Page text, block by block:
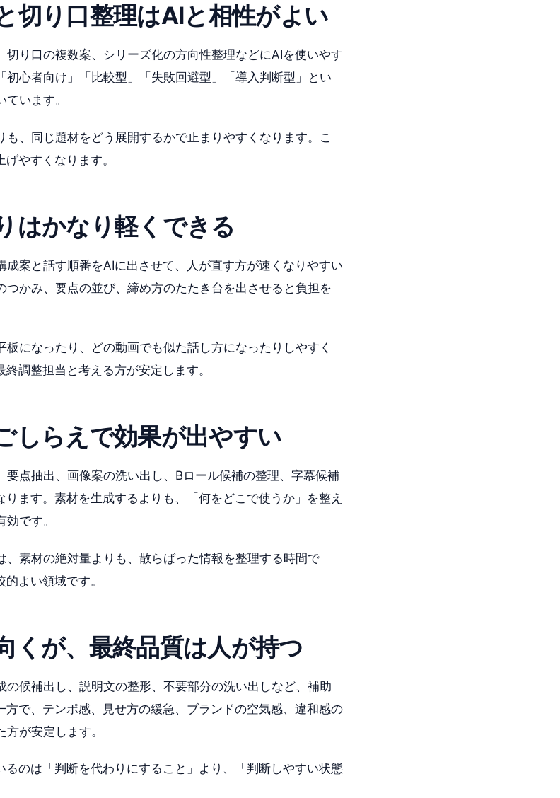
切り口整理はAIと相性がよい
切り口の複数案、シリーズ化の方向性整理などにAIを使いやす
初心者向け」「比較型」「失敗回避型」「導入判断型」とい
います。
、同じ題材をどう展開するかで止まりやすくなります。こ
やすくなります。
はかなり軽くできる
成案と話す順番をAIに出させて、人が直す方が速くなりやすい
つかみ、要点の並び、締め方のたたき台を出させると負担を
になったり、どの動画でも似た話し方になったりしやすく
調整担当と考える方が安定します。
しらえで効果が出やすい
要点抽出、画像案の洗い出し、Bロール候補の整理、字幕候補
ます。素材を生成するよりも、「何をどこで使うか」を整え
です。
、素材の絶対量よりも、散らばった情報を整理する時間で
よい領域です。
くが、最終品質は人が持つ
の候補出し、説明文の整形、不要部分の洗い出しなど、補助
方で、テンポ感、見せ方の緩急、ブランドの空気感、違和感の
が安定します。
のは「判断を代わりにすること」より、「判断しやすい状態